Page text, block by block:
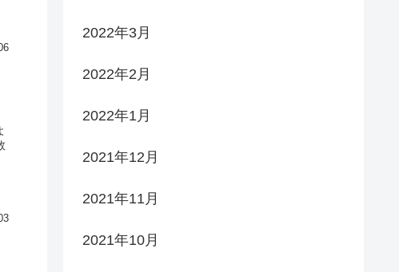
2022年3月
2022年2月
2022年1月
2021年12月
2021年11月
2021年10月